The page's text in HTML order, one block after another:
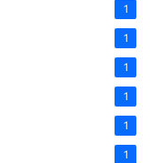
1
1
1
1
1
1